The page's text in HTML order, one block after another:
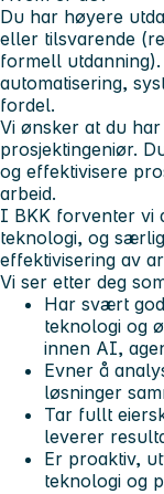
Du har høyere
eller tilsvarende
formell
automatisering,
fordel.
Vi ønsker at du
prosjektingeniør.
og effektivisere
arbeid.
I BKK forventer vi
teknologi, og
effektivisering av
Vi ser etter deg
Har svært
teknologi og
innen AI,
Evner å
løsninger
Tar fullt
leverer
Er proaktiv,
teknologi og